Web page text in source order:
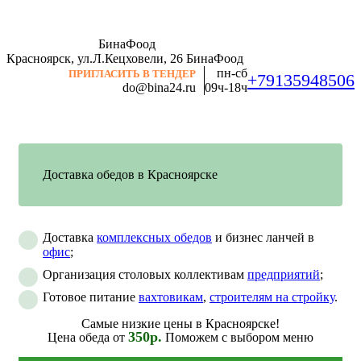
БинаФоод
Красноярск, ул.Л.Кецховели, 26 БинаФоод
ПРИГЛАСИТЬ В ТЕНДЕР
do@bina24.ru
пн-сб
09ч-18ч+79135948506
Доставка обедов в Красноярске
Доставка комплексных обедов и бизнес ланчей в
офис;
Организация столовых коллективам предприятий;
Готовое питание вахтовикам, строителям на стройку.
Самые низкие цены в Красноярске!
Цена обеда от 350р. Поможем с выбором меню